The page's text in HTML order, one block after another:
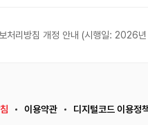
처리방침 개정 안내 (시행일: 2026
이용약관 디지털코드 이용정